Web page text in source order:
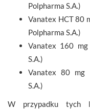
Polpharma S.A.)
Vanatex HCT 80
Polpharma S.A.)
Vanatex 160 mg
S.A.)
Vanatex 80 mg
S.A.)
W przypadku tych